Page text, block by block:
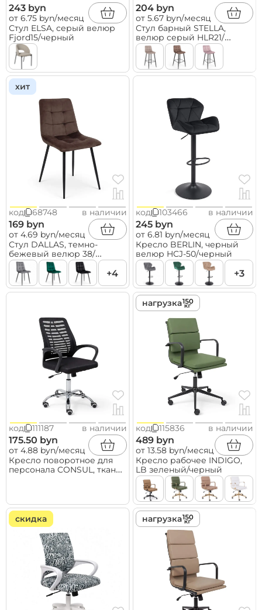
243 byn
от 6.75 byn/месяц
Стул ELSA, серый велюр
Fjord15/черный
204 byn
от 5.67 byn/месяц
Стул барный STELLA,
велюр серый HLR21/
черный
хит
код 68748 в наличии
169 byn
от 4.69 byn/месяц
Стул DALLAS, темно-
бежевый велюр 38/
черный
+4
код 103466 в наличии
245 byn
от 6.81 byn/месяц
Кресло BERLIN, черный
велюр HCJ-50/черный
+3
код 111187 в наличии
175.50 byn
от 4.88 byn/месяц
Кресло поворотное для
персонала CONSUL, ткань/
нагрузка
код 115836 в наличии
489 byn
от 13.58 byn/месяц
Кресло рабочее INDIGO,
LB зеленый/черный
скидка нагрузка